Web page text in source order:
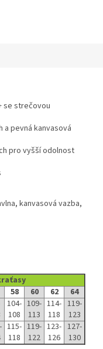
se strečovou
pevná kanvasová
pro vyšší odolnost
kanvasová vazba,
58 60 62
64
104-
108
109-
113
114-
118
119-
123
115-
118
119-
122
123-
126
127-
130